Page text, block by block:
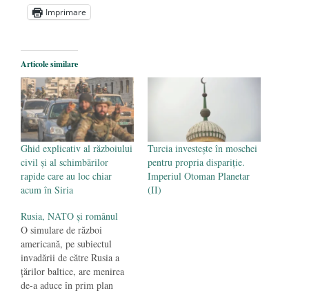
Dragi prieteni din Constanța
România nu știe să își folosească și să își
protejeze resursele
Imprimare
Articole similare
Ghid explicativ al războiului
civil și al schimbărilor
rapide care au loc chiar
acum în Siria
Turcia investeşte în moschei
pentru propria dispariţie.
Imperiul Otoman Planetar
(II)
Rusia, NATO şi românul
O simulare de război
americană, pe subiectul
invadării de către Rusia a
ţărilor baltice, are menirea
de-a aduce în prim plan